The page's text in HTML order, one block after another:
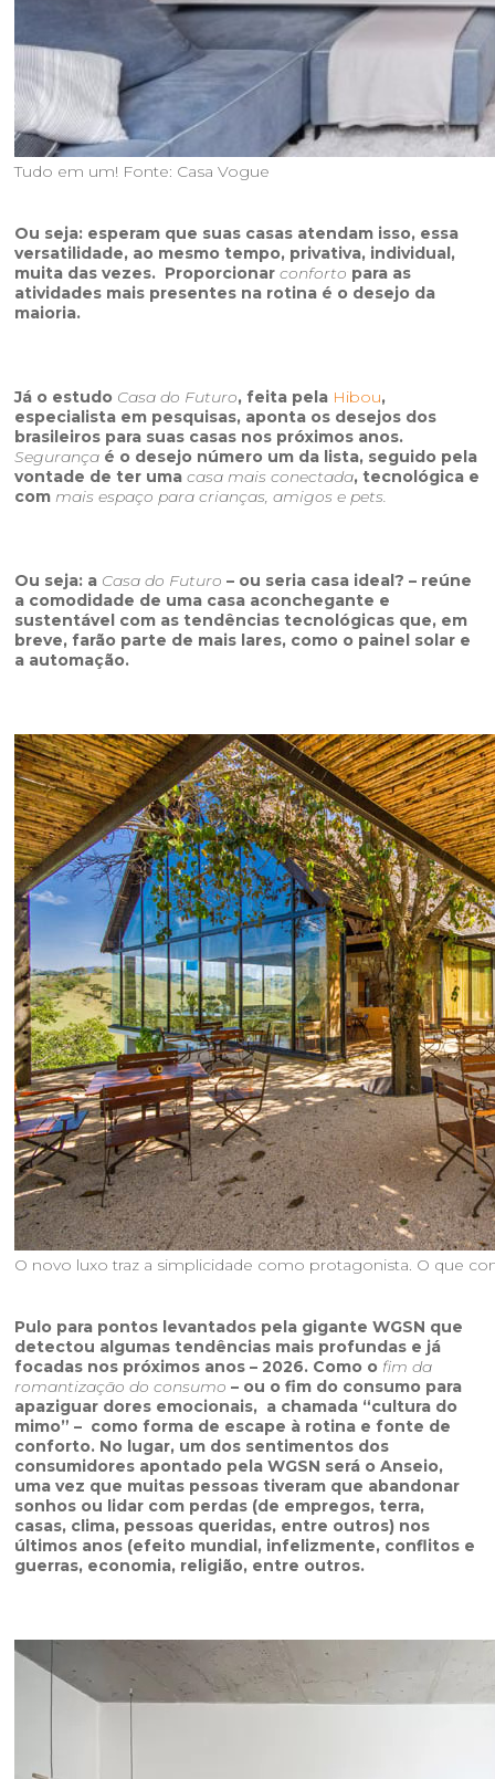
Tudo em um! Fonte: Casa Vogue
Ou seja: esperam que suas casas atendam isso, essa
versatilidade, ao mesmo tempo, privativa, individual,
muita das vezes. Proporcionarconforto para as
atividades mais presentes na rotina é o desejo da
maioria.
Já o estudo Casa do Futuro, feita pela Hibou,
especialista em pesquisas, aponta os desejos dos
brasileiros para suas casas nos próximos anos.
Segurança é o desejo número um da lista, seguido pela
vontade de ter umacasa mais conectada, tecnológica e
commais espaço para crianças, amigos e pets.
Ou seja: a Casa do Futuro– ou seria casa ideal? – reúne
a comodidade de uma casa aconchegante e
sustentável com as tendências tecnológicas que, em
breve, farão parte de mais lares, como o painel solar e
a automação.
O novo luxo traz a simplicidade como protagonista. O que
Pulo para pontos levantados pela gigante WGSN que
detectou algumas tendências mais profundas e já
focadas nos próximos anos – 2026. Como o fim da
romantização do consumo – ou o fim do consumo para
apaziguar dores emocionais, a chamada “cultura do
mimo” – como forma de escape à rotina e fonte de
conforto. No lugar, um dos sentimentos dos
consumidores apontado pela WGSN será o Anseio,
uma vez que muitas pessoas tiveram que abandonar
sonhos ou lidar com perdas (de empregos, terra,
casas, clima, pessoas queridas, entre outros) nos
últimos anos (efeito mundial, infelizmente, conflitos e
guerras, economia, religião, entre outros.